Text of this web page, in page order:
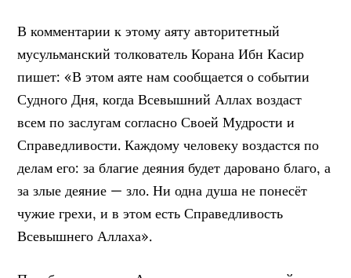
В комментарии к этому аяту авторитетный
мусульманский толкователь Корана Ибн Касир
пишет: «В этом аяте нам сообщается о событии
Судного Дня, когда Всевышний Аллах воздаст
всем по заслугам согласно Своей Мудрости и
Справедливости. Каждому человеку воздастся по
делам его: за благие деяния будет даровано благо, а
за злые деяние — зло. Ни одна душа не понесёт
чужие грехи, и в этом есть Справедливость
Всевышнего Аллаха».